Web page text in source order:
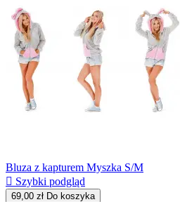
Bluza z kapturem Myszka S/M
 Szybki podgląd
69,00 zł Do koszyka